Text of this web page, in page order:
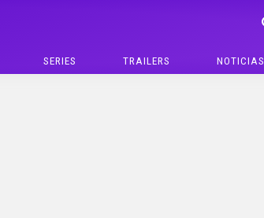
SERIES TRAILERS NOTICIAS